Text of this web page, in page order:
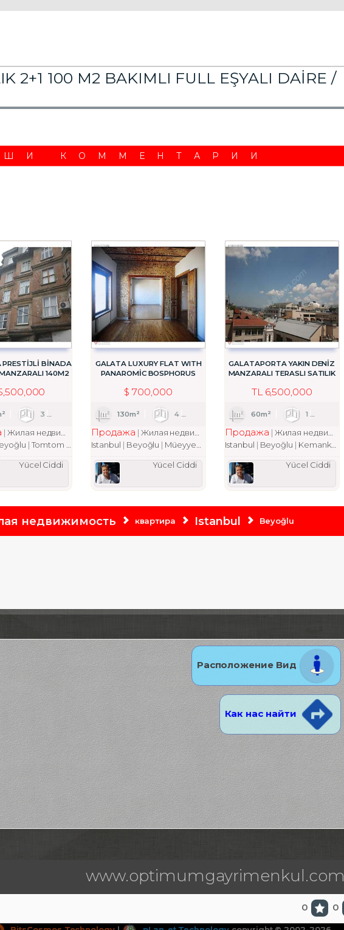
2+1 100 M2 BAKIMLI FULL EŞYALI DAİRE /
КОММЕНТАРИИ
BİNADA
140M2
3 1
Жилая недвижимость
квартира
Tomtom Mah.
Yücel Ciddi
GALATA LUXURY FLAT WITH
PANAROMİC BOSPHORUS
$ 700,000
130m² 4 2
Продажа Жилая недвижимость
квартира
Istanbul
Beyoğlu Müeyyedzade Mah.
Yücel Ciddi
GALATAPORTA YAKIN DENİZ
MANZARALI TERASLI SATILIK
TL 6,500,000
60m² 1
Продажа Жилая недвижимость
Istanbul
Beyoğlu Kemankeş Karamustafa Paşa Mah.
Yücel Ciddi
недвижимость квартира Istanbul Beyoğlu
Расположение Вид
Как нас найти
www.optimumgayrimenkul.com
0 0